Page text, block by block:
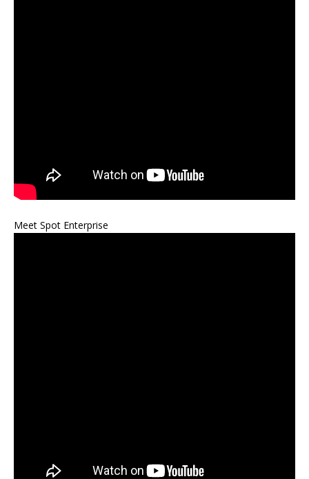
Meet Spot Enterprise